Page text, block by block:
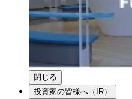
閉じる
投資家の皆様へ（IR）